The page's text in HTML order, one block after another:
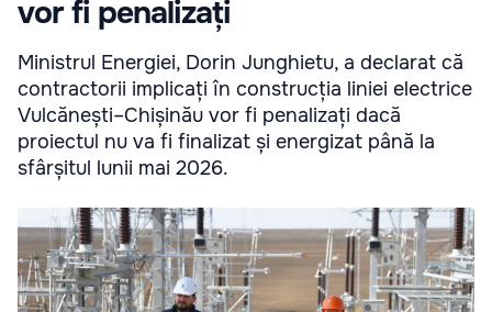
vor fi penalizați
Ministrul Energiei, Dorin Junghietu, a declarat că
contractorii implicați în construcția liniei electrice
Vulcănești–Chișinău vor fi penalizați dacă
proiectul nu va fi finalizat și energizat până la
sfârșitul lunii mai 2026.